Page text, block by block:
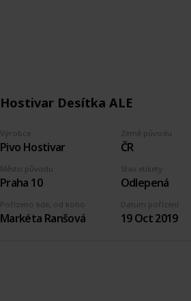
Hostivar Desítka ALE
Výrobce
Pivo Hostivar
Země původu
ČR
Pořízeno kde, od koho
Markéta Ranšová
Stav etikety
Odlepená
Datum pořízení
19 Oct 2019
Město původu
Praha 10